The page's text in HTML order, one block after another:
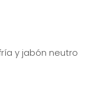
y jabón neutro